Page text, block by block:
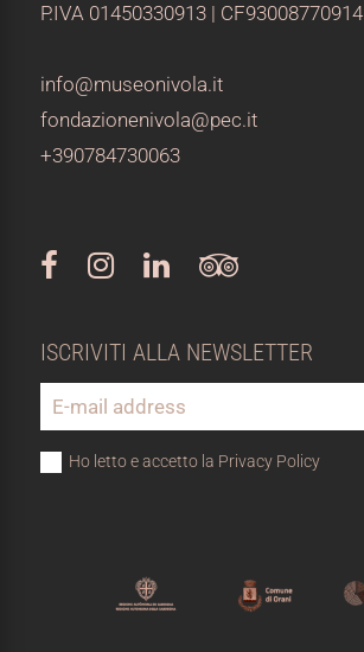
P.IVA 01450330913 | CF93008770914
info@museonivola.it
fondazionenivola@pec.it
+390784730063
ISCRIVITI ALLA NEWSLETTER
Ho letto e accetto la Privacy Policy